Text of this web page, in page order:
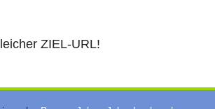
ZIEL-URL!